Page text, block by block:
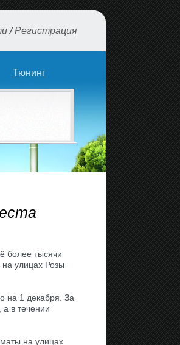
Тюнинг
/Регистрация
более тысячи
улицах Розы
на 1 декабря. За
а в течении
на улицах